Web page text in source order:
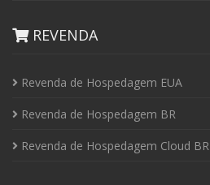
REVENDA
Revenda de Hospedagem EUA
Revenda de Hospedagem BR
Revenda de Hospedagem Cloud BR